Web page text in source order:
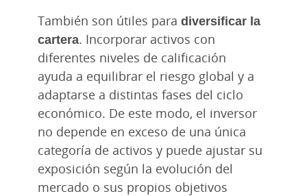
También son útiles para diversificar la
cartera. Incorporar activos con
diferentes niveles de calificación
ayuda a equilibrar el riesgo global y a
adaptarse a distintas fases del ciclo
económico. De este modo, el inversor
no depende en exceso de una única
categoría de activos y puede ajustar su
exposición según la evolución del
mercado o sus propios objetivos